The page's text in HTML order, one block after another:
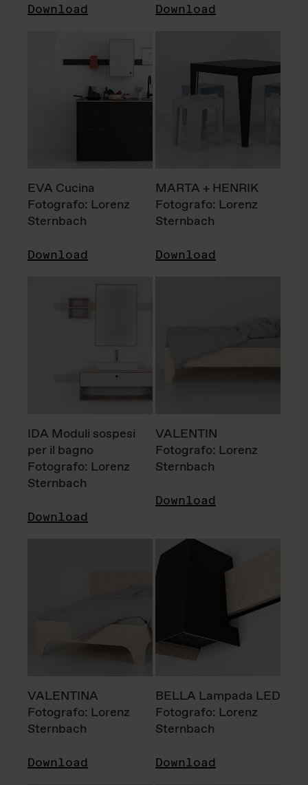
Download Download
EVA Cucina
Fotografo: Lorenz
Sternbach
Download
MARTA + HENRIK
Fotografo: Lorenz
Sternbach
Download
IDA Moduli sospesi
per il bagno
Fotografo: Lorenz
Sternbach
Download
VALENTIN
Fotografo: Lorenz
Sternbach
Download
VALENTINA
Fotografo: Lorenz
Sternbach
Download
BELLA Lampada LED
Fotografo: Lorenz
Sternbach
Download